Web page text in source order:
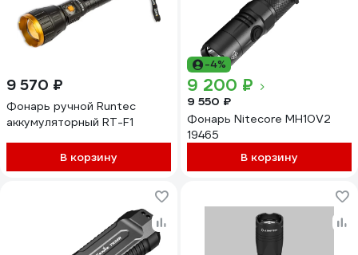
9 570 ₽
Фонарь ручной Runtec
аккумуляторный RT-F1
В корзину
-4%
9 200 ₽
9 550 ₽
Фонарь Nitecore MH10V2
19465
В корзину